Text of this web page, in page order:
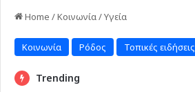
Home /Κοινωνία/Υγεία
Κοινωνία Ρόδος Τοπικές ειδήσεις
Trending